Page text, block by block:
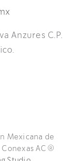
Anzures C.P.
Mexicana de
AC ®